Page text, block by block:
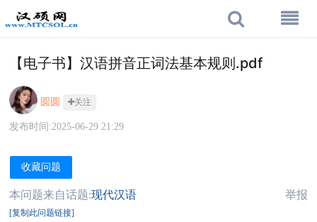
【电子书】汉语拼音正词法基本规则.pdf
圆圆 关注
发布时间:2025-06-29 21:29
收藏问题
本问题来自话题:现代汉语 举报
[复制此问题链接]